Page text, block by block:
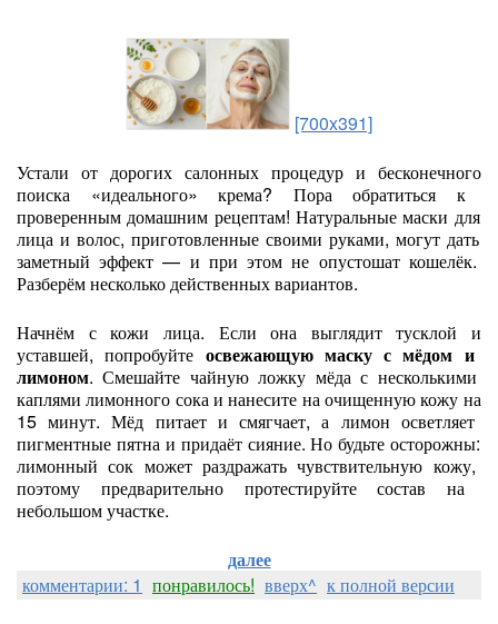
[700x391]
Устали от дорогих салонных процедур и бесконечного
поиска «идеального» крема? Пораобратиться к
проверенным домашним рецептам! Натуральные маски для
лица и волос, приготовленные своими руками, могут дать
заметный эффект — и при этом не опустошаткошелёк.
Разберёмнесколькодейственныхвариантов.
Начнём скожи лица. Если она выглядиттусклой и
уставшей, попробуйте освежающуюмаскус мёдом и
лимоном. Смешайте чайнуюложку мёдас несколькими
каплями лимонного сокаи нанесите наочищеннуюкожу на
15 минут. Мёд питаети смягчает, а лимон осветляет
пигментные пятнаи придаётсияние. Но будьте осторожны:
лимонный сок можетраздражать чувствительную кожу,
поэтому предварительнопротестируйтесостав на
небольшомучастке.
далее
комментарии: 1 понравилось! вверх^ к полной версии